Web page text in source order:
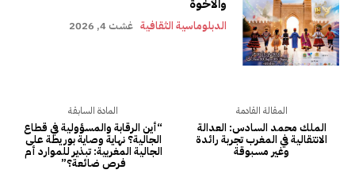
والأخوة
الدبلوماسية الثقافية غشت 4, 2026
المادة السابقة
“أين الرقابة والمسؤولية في قطاع
الجالية؟ نهاية وصاية بوريطة على
الجالية المغربية: تبذير للموارد أم
فرص ضائعة؟”
المقالة القادمة
الملك محمد السادس: العدالة
الانتقالية في المغرب تجربة رائدة
وغير مسبوقة